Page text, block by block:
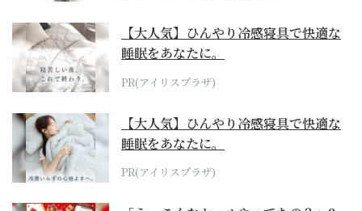
【大人気】ひんやり冷感寝具で快適な
睡眠をあなたに。
PR(アイリスプラザ)
【大人気】ひんやり冷感寝具で快適な
睡眠をあなたに。
PR(アイリスプラザ)